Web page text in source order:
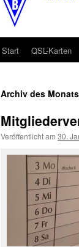
Start QSL-Karten
Archiv des
Veröffentlicht am 30.